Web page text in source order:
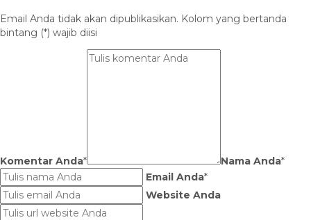
Email Anda tidak akan dipublikasikan. Kolom yang bertanda
bintang (*) wajib diisi
Komentar Anda* Nama Anda*
Email Anda*
Website Anda